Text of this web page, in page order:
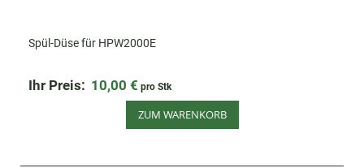
Spül-Düse für HPW2000E
Ihr Preis: 10,00 € pro Stk
ZUM WARENKORB